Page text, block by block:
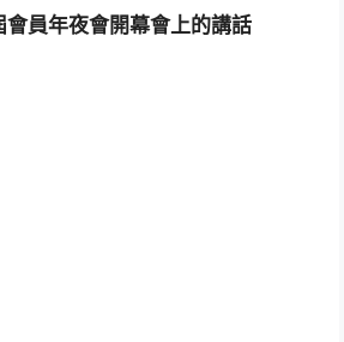
員年夜會開幕會上的講話